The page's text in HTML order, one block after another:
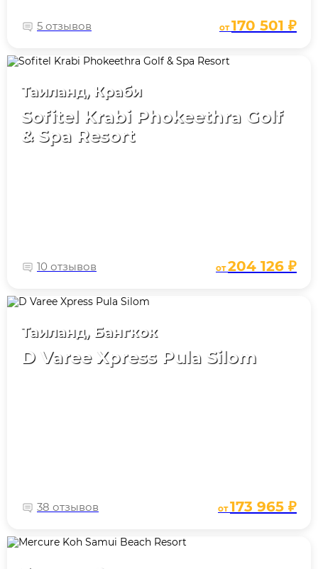
5 отзывов от170 501 ₽
Таиланд, Краби
Sofitel Krabi Phokeethra Golf
& Spa Resort
10 отзывов от204 126 ₽
Таиланд, Бангкок
D Varee Xpress Pula Silom
38 отзывов от173 965 ₽